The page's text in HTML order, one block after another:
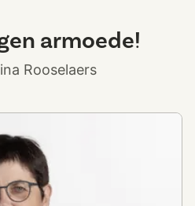
armoede!
Rooselaers